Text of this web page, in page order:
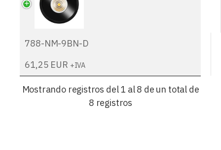
788-NM-9BN-D
61,25 EUR +IVA
Mostrando registros del 1 al 8 de un total de
8 registros